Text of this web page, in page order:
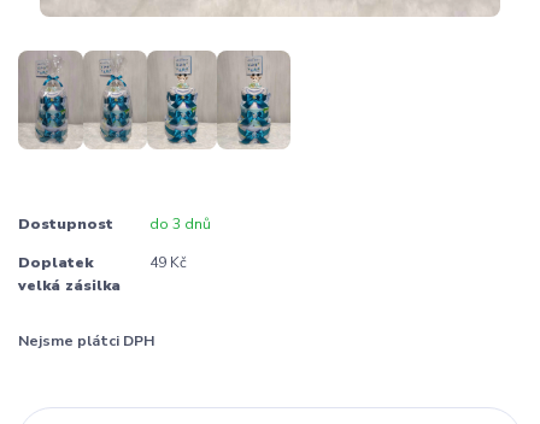
Dostupnost do 3 dnů
Doplatek
velká zásilka
49 Kč
Nejsme plátci DPH